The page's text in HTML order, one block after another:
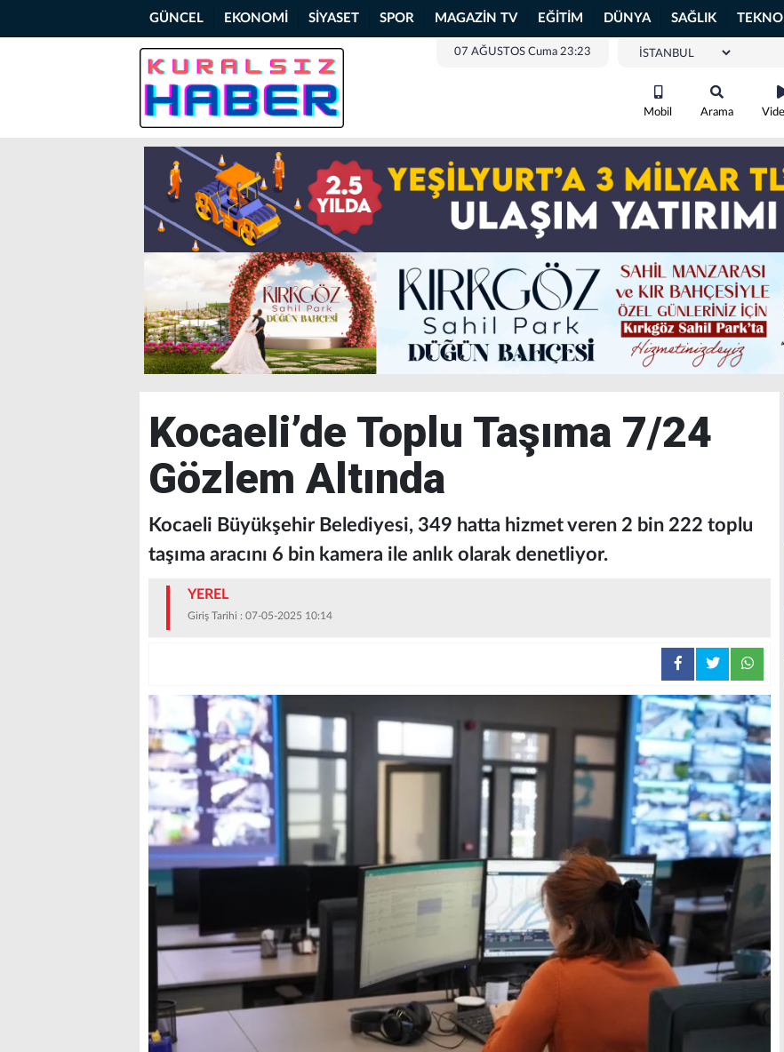
GÜNCEL EKONOMİ SİYASET SPOR MAGAZİN TV EĞİTİM DÜNYA SAĞLIK
07 AĞUSTOS Cuma 23:23
Mobil Arama
Kocaeli’de Toplu Taşıma 7/24
Gözlem Altında
Kocaeli Büyükşehir Belediyesi, 349 hatta hizmet veren 2 bin 222 toplu
taşıma aracını 6 bin kamera ile anlık olarak denetliyor.
YEREL
Giriş Tarihi : 07-05-2025 10:14